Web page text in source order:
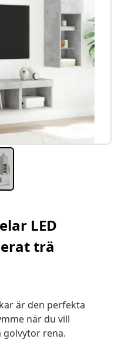
LED
trä
är den perfekta
när du vill
golvytor rena.